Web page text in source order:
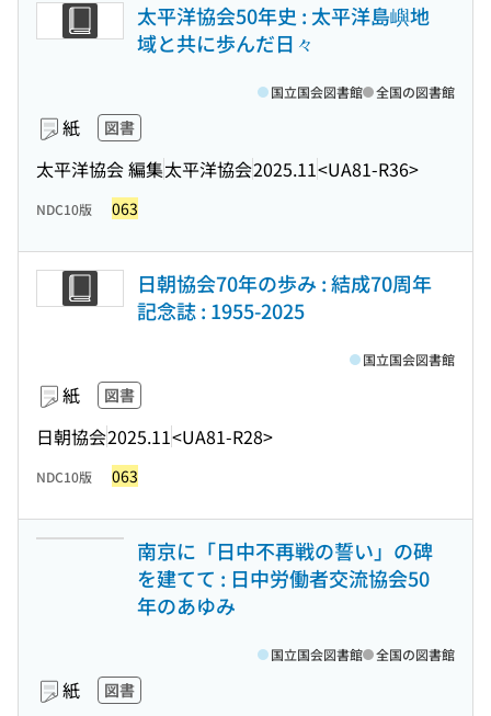
太平洋協会50年史 : 太平洋島嶼地
域と共に歩んだ日々
紙 図書
太平洋協会 編集太平洋協会2025.11<UA81-R36>
国立国会図書館 全国の図書館
NDC10版 063
日朝協会70年の歩み : 結成70周年
記念誌 : 1955-2025
紙 図書
日朝協会2025.11<UA81-R28>
国立国会図書館
NDC10版 063
南京に「日中不再戦の誓い」の碑
を建てて : 日中労働者交流協会50
年のあゆみ
紙 図書
国立国会図書館 全国の図書館